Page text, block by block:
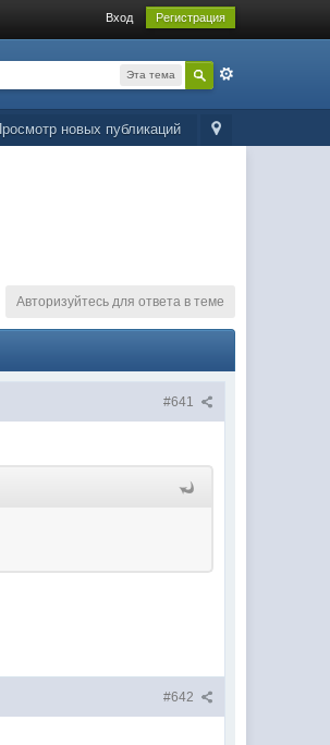
Вход Регистрация
Эта тема
новых публикаций
Авторизуйтесь для ответа в теме
#641
#642